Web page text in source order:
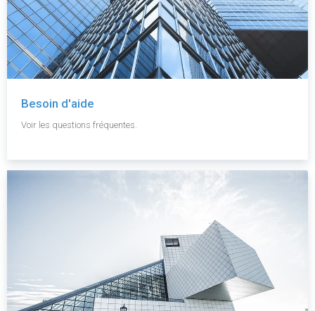
Besoin d'aide
Voir les questions fréquentes.